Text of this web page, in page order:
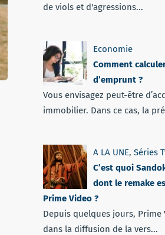
de viols et d'agressions...
Economie
Comment
d’emprunt ?
Vous envisagez peut-être
immobilier. Dans ce cas, la
A LA UNE, Séries
C’est quoi
dont le remake
Prime Video ?
Depuis quelques jours, Prime
dans la diffusion de la vers...